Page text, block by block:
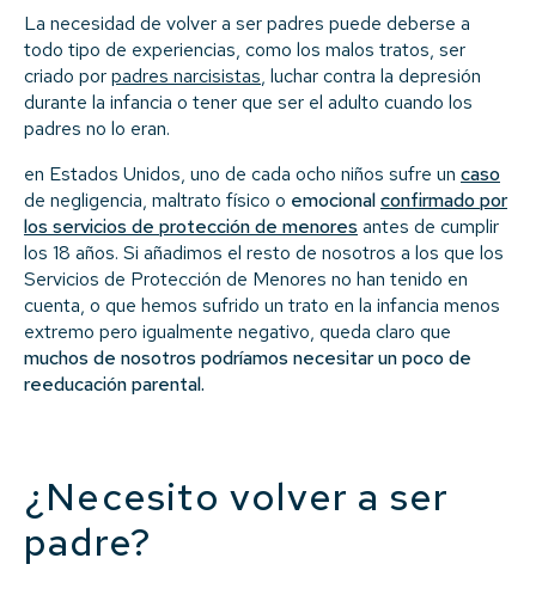
La necesidad de volver a ser padres puede deberse a
todo tipo de experiencias, como los malos tratos, ser
criado porpadres narcisistas, luchar contra la depresión
durante la infancia o tener que ser el adulto cuando los
padres no lo eran.
en Estados Unidos, uno de cada ocho niños sufre un caso
de negligencia, maltrato físico o emocionalconfirmado por
los servicios de protección de menores antes de cumplir
los 18 años. Si añadimos el resto de nosotros a los que los
Servicios de Protección de Menores no han tenido en
cuenta, o que hemos sufrido un trato en la infancia menos
extremo pero igualmente negativo, queda claro que
muchos de nosotros podríamos necesitar un poco de
reeducación parental.
¿Necesito volver a ser
padre?